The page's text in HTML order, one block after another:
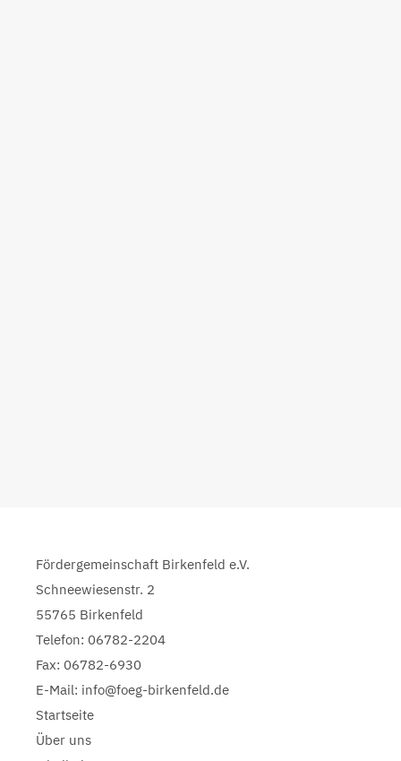
Fördergemeinschaft Birkenfeld e.V.
Schneewiesenstr. 2
55765 Birkenfeld
Telefon: 06782-2204
Fax: 06782-6930
E-Mail: info@foeg-birkenfeld.de
Startseite
Über uns